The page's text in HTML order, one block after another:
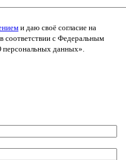
и даю своё согласие на
соответствии с Федеральным
данных».